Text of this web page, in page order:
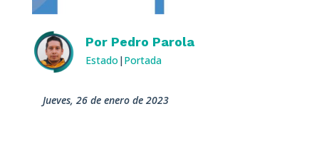
Por Pedro Parola
Estado | Portada
jueves, 26 de enero de 2023